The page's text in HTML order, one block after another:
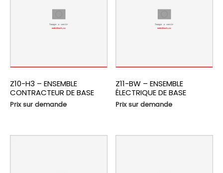
Z10-H3 – ENSEMBLE
CONTRACTEUR DE BASE
Prix sur demande
Z11-BW – ENSEMBLE
ÉLECTRIQUE DE BASE
Prix sur demande